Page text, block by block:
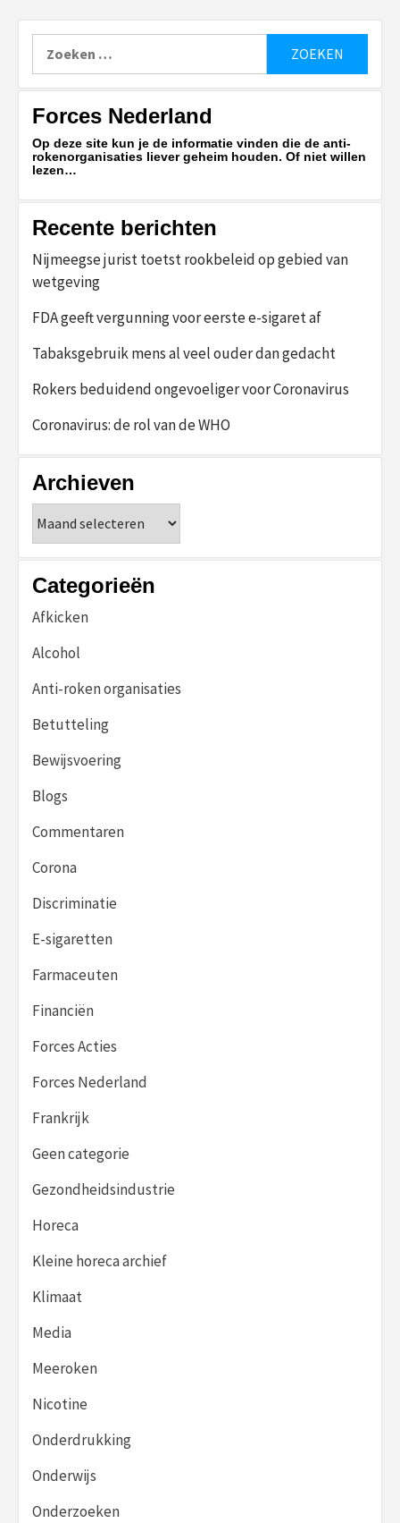
naar:
Forces Nederland
Op deze site kun je de informatie vinden die de anti-
rokenorganisaties liever geheim houden. Of niet willen
lezen…
Recente berichten
Nijmeegse jurist toetst rookbeleid op gebied van
wetgeving
FDA geeft vergunning voor eerste e-sigaret af
Tabaksgebruik mens al veel ouder dan gedacht
Rokers beduidend ongevoeliger voor Coronavirus
Coronavirus: de rol van de WHO
Archieven
Categorieën
Afkicken
Alcohol
Anti-roken organisaties
Betutteling
Bewijsvoering
Blogs
Commentaren
Corona
Discriminatie
E-sigaretten
Farmaceuten
Financiën
Forces Acties
Forces Nederland
Frankrijk
Geen categorie
Gezondheidsindustrie
Horeca
Kleine horeca archief
Klimaat
Media
Meeroken
Nicotine
Onderdrukking
Onderwijs
Onderzoeken